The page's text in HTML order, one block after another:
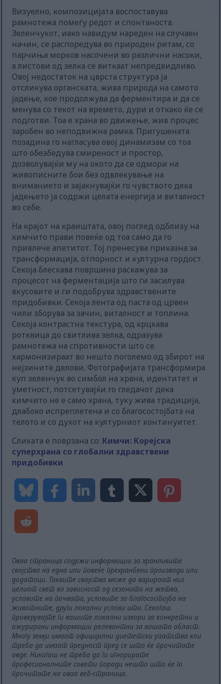
Визуелно, композицијата воспоставува
рамнотежа помеѓу редот и спонтаноста.
Зеленчукот, иако навидум нареден на случаен
начин, се распоредува во природен ритам, со
парчиња морков насочени во различни насоки,
а листови од зелка се виткаат непредвидливо.
Овој недостаток на цврста структура ја
отсликува органската, жива природа на самото
јадење, кое продолжува да ферментира и да се
менува со текот на времето, дури и откако ќе се
подготви. Тоа е храна во движење, жив процес
заробен во неподвижна рамка. Пригушената
позадина го нагласува овој динамизам со тоа
што обезбедува смиреност и простор,
дозволувајќи му на окото да се одмори на
живописните бои без одвлекување на
вниманието и зајакнувајќи го чувството дека
јадењето ја содржи целата енергија и виталност
во себе.
На крајот на краиштата, овој поглед одблизу на
кимчито прави повеќе од тоа само да го
привлече апетитот. Тој пренесува приказна за
трансформација, отпорност и културна гордост.
Секоја блескава површина раскажува за
процесот на ферментација што ги засилува
вкусовите и ги подобрува здравствените
придобивки. Секоја лента од паста од црвен
чили зборува за зачин, виталност и топлина.
Секоја контрастна текстура, од крцкава
ротквица до свитлива зелка, одразува
рамнотежа на спротивности што се
хармонизираат во нешто поголемо од збирот на
нејзините делови. Фотографијата трансформира
куп зеленчук во симбол на храна, идентитет и
уметност, потсетувајќи го гледачот дека
кимчито не е само храна, туку жива традиција,
длабоко испреплетена и со благосостојбата на
телото и со духот на културниот континуитет.
Сликата е поврзана со: Кимчи: Корејска
суперхрана со глобални здравствени
придобивки
Оваа страница содржи информации за хранливите
својства на една или повеќе прехранбени производи или
додатоци. Таквите својства може да варираат низ
целиот свет во зависност од сезоната на жетва,
условите на почвата, условите за благосостојба на
животните, други локални услови итн. Секогаш
проверувајте ги вашите локални извори за конкретни и
ажурирани информации релевантни за вашата област.
Многу земји имаат официјални диететски упатства кои
треба да имаат предност пред се што ќе прочитате
овде. Никогаш не треба да ги игнорирате
професионалните совети поради нешто што ќе го
прочитате на оваа веб-страница.